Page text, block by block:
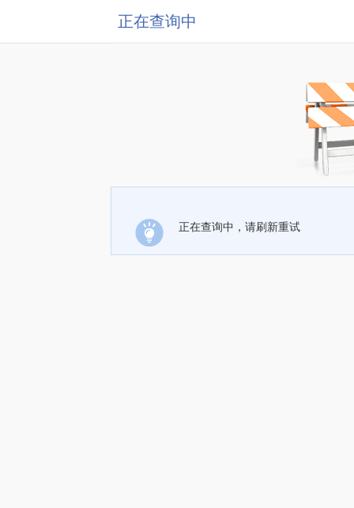
正在查询中
正在查询中，请刷新重试